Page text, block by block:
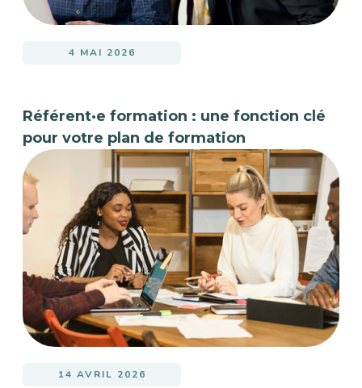
4 MAI 2026
14 AVRIL 2026
Référent·e formation : une fonction clé
pour votre plan de formation